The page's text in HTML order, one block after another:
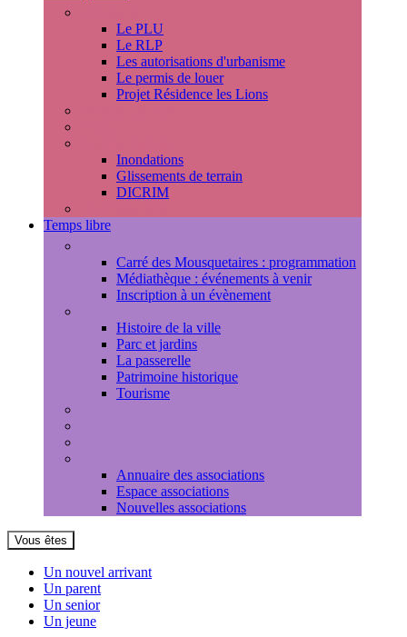
Le PLU
Le RLP
Les autorisations d'urbanisme
Le permis de louer
Projet Résidence les Lions
Inondations
Glissements de terrain
DICRIM
Temps libre
Carré des Mousquetaires : programmation
Médiathèque : événements à venir
Inscription à un évènement
Histoire de la ville
Parc et jardins
La passerelle
Patrimoine historique
Tourisme
Annuaire des associations
Espace associations
Nouvelles associations
Vous êtes
Un nouvel arrivant
Un parent
Un senior
Un jeune